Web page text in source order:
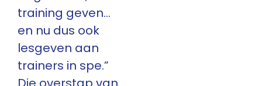
training geven…
en nu dus ook
lesgeven aan
trainers in spe.”